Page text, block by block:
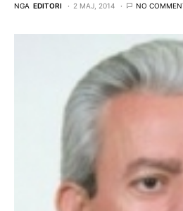
NGA EDITORI 2 MAJ, 2014 NO